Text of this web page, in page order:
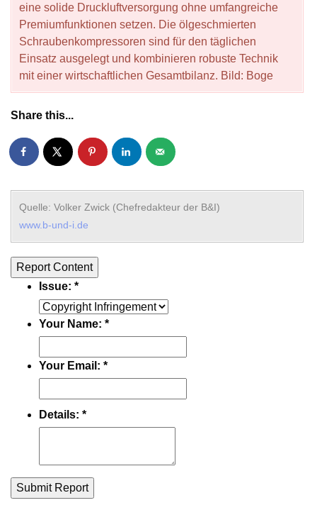
eine solide Druckluftversorgung ohne umfangreiche
Premiumfunktionen setzen. Die ölgeschmierten
Schraubenkompressoren sind für den täglichen
Einsatz ausgelegt und kombinieren robuste Technik
mit einer wirtschaftlichen Gesamtbilanz. Bild: Boge
Share this...
Quelle: Volker Zwick (Chefredakteur der B&I)
www.b-und-i.de
Report Content
Issue: *
Your Name: *
Your Email: *
Details: *
Submit Report